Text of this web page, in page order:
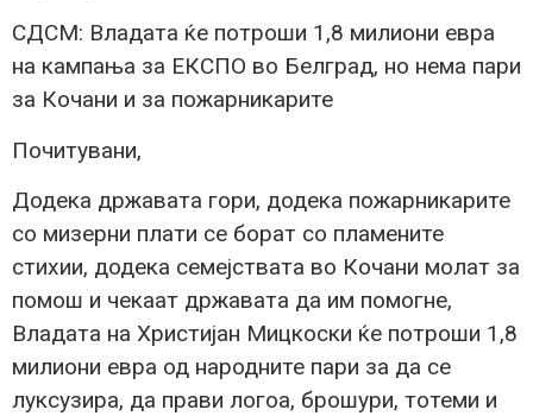
СДСМ: Владата ќе потроши 1,8 милиони евра
на кампања за ЕКСПО во Белград, но нема пари
за Кочани и за пожарникарите
Почитувани,
Додека државата гори, додека пожарникарите
со мизерни плати се борат со пламените
стихии, додека семејствата во Кочани молат за
помош и чекаат државата да им помогне,
Владата на Христијан Мицкоски ќе потроши 1,8
милиони евра од народните пари за да се
луксузира, да прави логоа, брошури, тотеми и